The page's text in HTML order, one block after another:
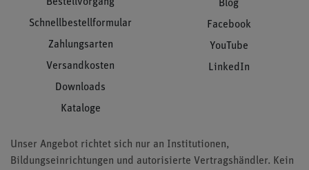
Schnellbestellformular
Zahlungsarten
Versandkosten
Downloads
Kataloge
Blog
Facebook
YouTube
LinkedIn
Unser Angebot richtet sich nur an Institutionen,
Bildungseinrichtungen und autorisierte Vertragshändler. Kein